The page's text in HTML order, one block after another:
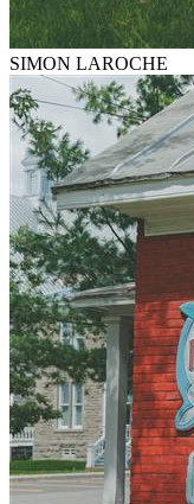
SIMON LAROCHE